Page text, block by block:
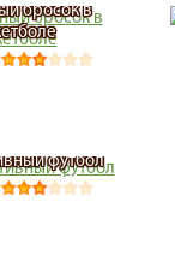
бросок в
футбол